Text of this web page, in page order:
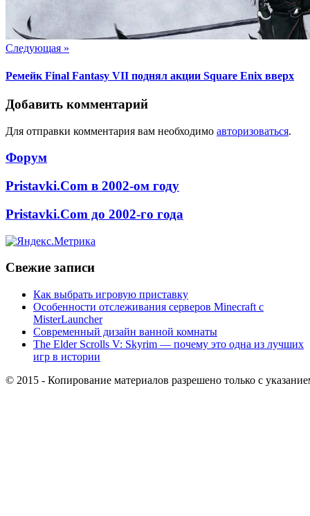
Следующая »
Ремейк Final Fantasy VII поднял акции Square Enix вверх
Добавить комментарий
Для отправки комментария вам необходимо авторизоваться.
Форум
Pristavki.Com в 2002-ом году
Pristavki.Com до 2002-го года
Свежие записи
Как выбрать игровую приставку
Особенности отслеживания серверов Minecraft с
MisterLauncher
Современный дизайн ванной комнаты
The Elder Scrolls V: Skyrim — почему это одна из лучших
игр в истории
© 2015 - Копирование материалов разрешено только с